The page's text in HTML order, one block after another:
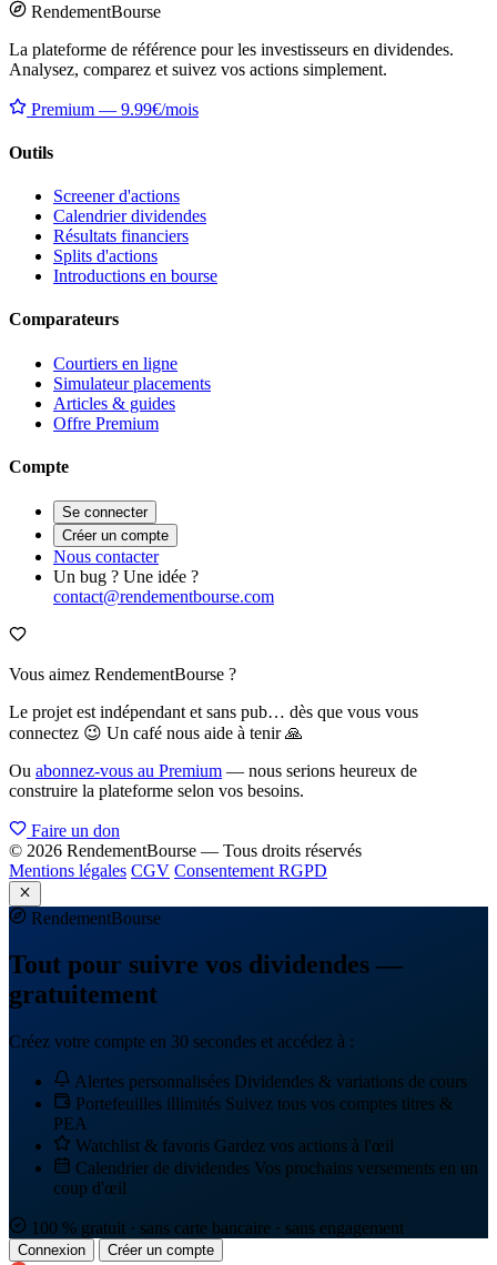
RendementBourse
La plateforme de référence pour les investisseurs en dividendes.
Analysez, comparez et suivez vos actions simplement.
Premium — 9.99€/mois
Outils
Screener d'actions
Calendrier dividendes
Résultats financiers
Splits d'actions
Introductions en bourse
Comparateurs
Courtiers en ligne
Simulateur placements
Articles & guides
Offre Premium
Compte
Se connecter
Créer un compte
Nous contacter
Un bug ? Une idée ?
contact@rendementbourse.com
Vous aimez RendementBourse ?
Le projet est indépendant et sans pub… dès que vous vous
connectez 😉 Un café nous aide à tenir 🙏
Ou abonnez-vous au Premium — nous serions heureux de
construire la plateforme selon vos besoins.
Faire un don
© 2026 RendementBourse — Tous droits réservés
Mentions légales CGV Consentement RGPD
RendementBourse
Tout pour suivre vos dividendes —
gratuitement
Créez votre compte en 30 secondes et accédez à :
Alertes personnalisées Dividendes & variations de cours
Portefeuilles illimités Suivez tous vos comptes titres &
PEA
Watchlist & favoris Gardez vos actions à l'œil
Calendrier de dividendes Vos prochains versements en un
coup d'œil
100 % gratuit · sans carte bancaire · sans engagement
Connexion Créer un compte